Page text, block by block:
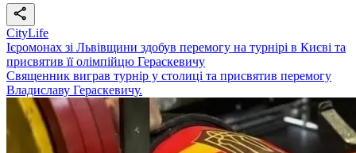
CityLife
Ієромонах зі Львівщини здобув перемогу на турнірі в Києві та
присвятив її олімпійцю Гераскевичу
Священник виграв турнір у столиці та присвятив перемогу
Владиславу Гераскевичу.